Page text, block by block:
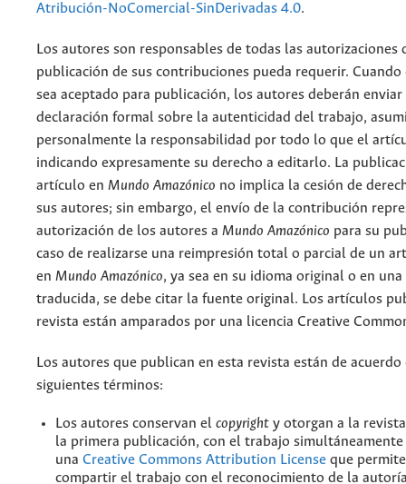
Atribución-NoComercial-SinDerivadas 4.0.
Los autores son responsables de todas las autorizaciones
publicación de sus contribuciones pueda requerir.
sea aceptado para publicación, los autores deberán enviar
declaración formal sobre la autenticidad del trabajo,
personalmente la responsabilidad por todo lo que el
indicando expresamente su derecho a editarlo. La
artículo en Mundo Amazónico no implica la cesión de
sus autores; sin embargo, el envío de la contribución
autorización de los autores a Mundo Amazónico para su
caso de realizarse una reimpresión total o parcial de un
en Mundo Amazónico, ya sea en su idioma original o en
traducida, se debe citar la fuente original. Los artículos
revista están amparados por una licencia Creative
Los autores que publican en esta revista están de acuerdo
siguientes términos:
Los autores conservan el copyright y otorgan a la
la primera publicación, con el trabajo
una Creative Commons Attribution License que
compartir el trabajo con el reconocimiento de la